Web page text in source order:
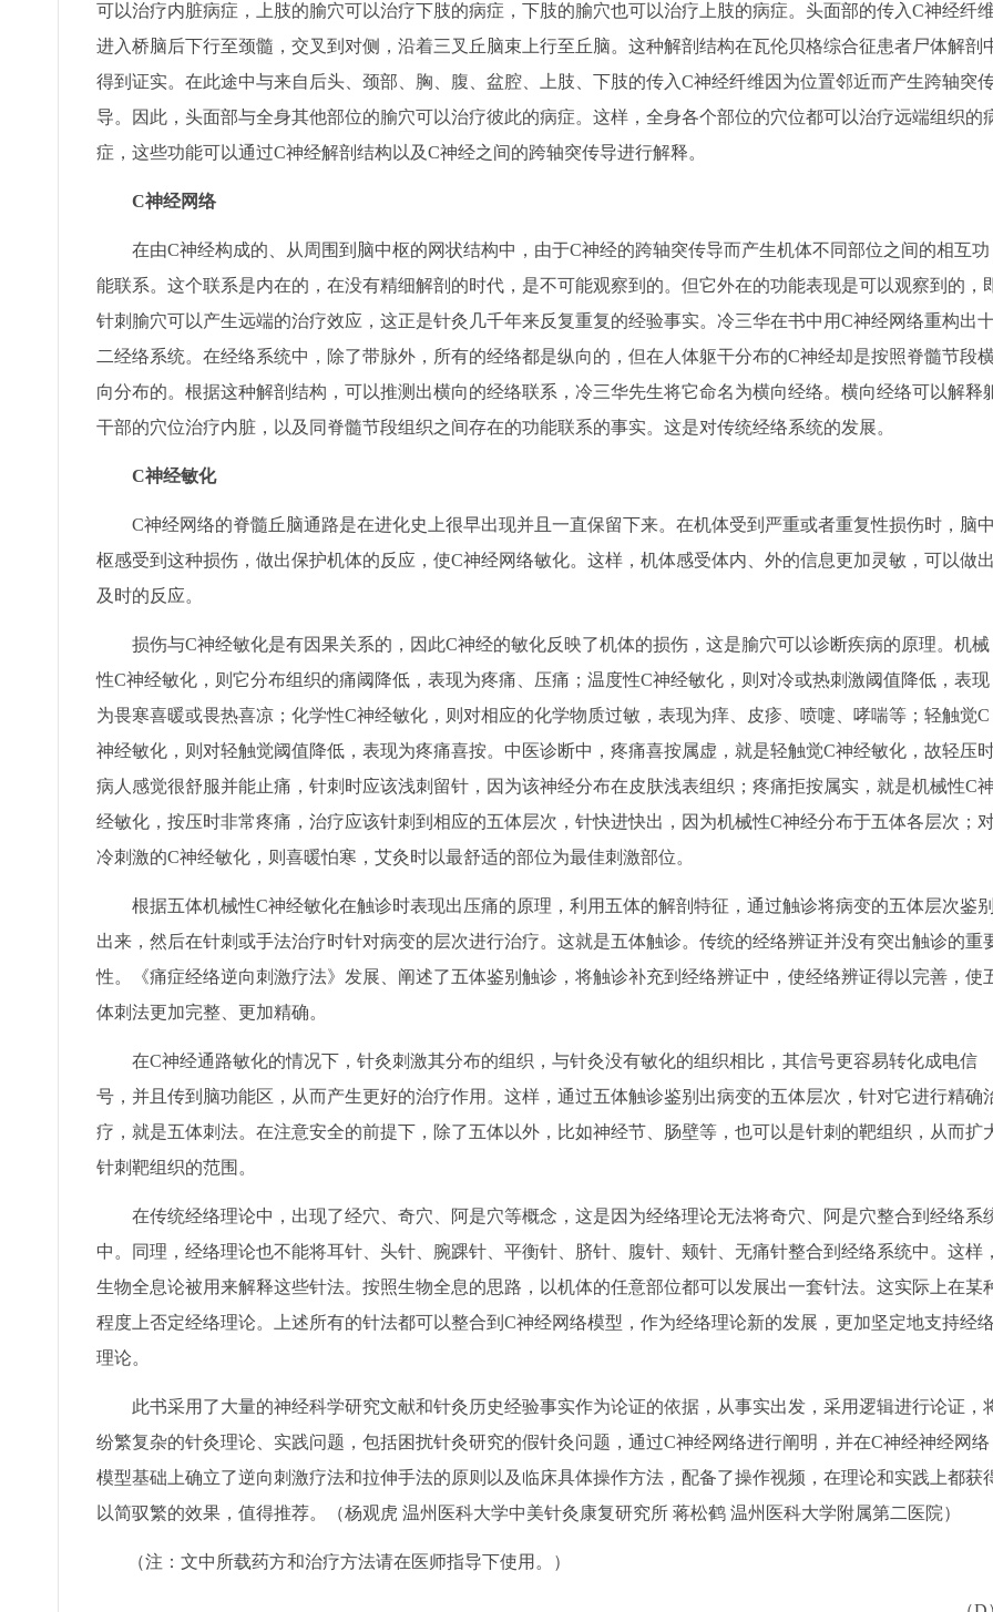
可以治疗内脏病症，上肢的腧穴可以治疗下肢的病症，下肢的腧穴也可以治疗上肢的病症。头面部的传入C神经纤维
进入桥脑后下行至颈髓，交叉到对侧，沿着三叉丘脑束上行至丘脑。这种解剖结构在瓦伦贝格综合征患者尸体解剖
得到证实。在此途中与来自后头、颈部、胸、腹、盆腔、上肢、下肢的传入C神经纤维因为位置邻近而产生跨轴突
导。因此，头面部与全身其他部位的腧穴可以治疗彼此的病症。这样，全身各个部位的穴位都可以治疗远端组织的
症，这些功能可以通过C神经解剖结构以及C神经之间的跨轴突传导进行解释。
C神经网络
在由C神经构成的、从周围到脑中枢的网状结构中，由于C神经的跨轴突传导而产生机体不同部位之间的相互功
能联系。这个联系是内在的，在没有精细解剖的时代，是不可能观察到的。但它外在的功能表现是可以观察到的，
针刺腧穴可以产生远端的治疗效应，这正是针灸几千年来反复重复的经验事实。冷三华在书中用C神经网络重构出
二经络系统。在经络系统中，除了带脉外，所有的经络都是纵向的，但在人体躯干分布的C神经却是按照脊髓节段
向分布的。根据这种解剖结构，可以推测出横向的经络联系，冷三华先生将它命名为横向经络。横向经络可以解释
干部的穴位治疗内脏，以及同脊髓节段组织之间存在的功能联系的事实。这是对传统经络系统的发展。
C神经敏化
C神经网络的脊髓丘脑通路是在进化史上很早出现并且一直保留下来。在机体受到严重或者重复性损伤时，脑中
枢感受到这种损伤，做出保护机体的反应，使C神经网络敏化。这样，机体感受体内、外的信息更加灵敏，可以做出
及时的反应。
损伤与C神经敏化是有因果关系的，因此C神经的敏化反映了机体的损伤，这是腧穴可以诊断疾病的原理。机械
性C神经敏化，则它分布组织的痛阈降低，表现为疼痛、压痛；温度性C神经敏化，则对冷或热刺激阈值降低，表现
为畏寒喜暖或畏热喜凉；化学性C神经敏化，则对相应的化学物质过敏，表现为痒、皮疹、喷嚏、哮喘等；轻触觉C
神经敏化，则对轻触觉阈值降低，表现为疼痛喜按。中医诊断中，疼痛喜按属虚，就是轻触觉C神经敏化，故轻压
病人感觉很舒服并能止痛，针刺时应该浅刺留针，因为该神经分布在皮肤浅表组织；疼痛拒按属实，就是机械性C神
经敏化，按压时非常疼痛，治疗应该针刺到相应的五体层次，针快进快出，因为机械性C神经分布于五体各层次；
冷刺激的C神经敏化，则喜暖怕寒，艾灸时以最舒适的部位为最佳刺激部位。
根据五体机械性C神经敏化在触诊时表现出压痛的原理，利用五体的解剖特征，通过触诊将病变的五体层次鉴别
出来，然后在针刺或手法治疗时针对病变的层次进行治疗。这就是五体触诊。传统的经络辨证并没有突出触诊的重
性。《痛症经络逆向刺激疗法》发展、阐述了五体鉴别触诊，将触诊补充到经络辨证中，使经络辨证得以完善，使
体刺法更加完整、更加精确。
在C神经通路敏化的情况下，针灸刺激其分布的组织，与针灸没有敏化的组织相比，其信号更容易转化成电信
号，并且传到脑功能区，从而产生更好的治疗作用。这样，通过五体触诊鉴别出病变的五体层次，针对它进行精确
疗，就是五体刺法。在注意安全的前提下，除了五体以外，比如神经节、肠壁等，也可以是针刺的靶组织，从而扩
针刺靶组织的范围。
在传统经络理论中，出现了经穴、奇穴、阿是穴等概念，这是因为经络理论无法将奇穴、阿是穴整合到经络系
中。同理，经络理论也不能将耳针、头针、腕踝针、平衡针、脐针、腹针、颊针、无痛针整合到经络系统中。这样，
生物全息论被用来解释这些针法。按照生物全息的思路，以机体的任意部位都可以发展出一套针法。这实际上在某
程度上否定经络理论。上述所有的针法都可以整合到C神经网络模型，作为经络理论新的发展，更加坚定地支持经络
理论。
此书采用了大量的神经科学研究文献和针灸历史经验事实作为论证的依据，从事实出发，采用逻辑进行论证，
纷繁复杂的针灸理论、实践问题，包括困扰针灸研究的假针灸问题，通过C神经网络进行阐明，并在C神经神经网络
模型基础上确立了逆向刺激疗法和拉伸手法的原则以及临床具体操作方法，配备了操作视频，在理论和实践上都获
以简驭繁的效果，值得推荐。（杨观虎 温州医科大学中美针灸康复研究所 蒋松鹤 温州医科大学附属第二医院）
（注：文中所载药方和治疗方法请在医师指导下使用。）